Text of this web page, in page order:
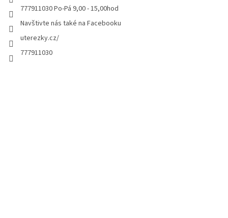
777911030 Po-Pá 9,00 - 15,00hod
Navštivte nás také na Facebooku
uterezky.cz/
777911030